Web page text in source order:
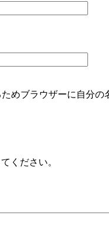
めブラウザーに自分
ください。